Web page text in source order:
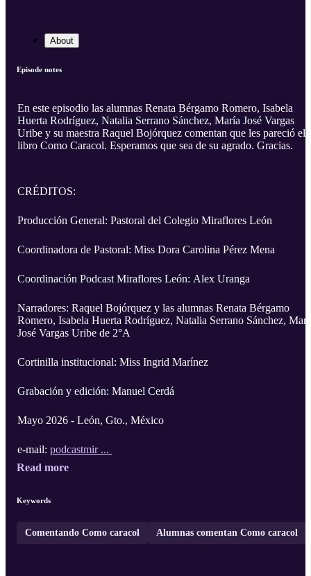
About
Episode notes
En este episodio las alumnas Renata Bérgamo Romero, Isabela
Huerta Rodríguez, Natalia Serrano Sánchez, María José Vargas
Uribe y su maestra Raquel Bojórquez comentan que les pareció el
libro Como Caracol. Esperamos que sea de su agrado. Gracias.
CRÉDITOS:
Producción General: Pastoral del Colegio Miraflores León
Coordinadora de Pastoral: Miss Dora Carolina Pérez Mena
Coordinación Podcast Miraflores León: Alex Uranga
Narradores: Raquel Bojórquez y las alumnas Renata Bérgamo
Romero, Isabela Huerta Rodríguez, Natalia Serrano Sánchez,
José Vargas Uribe de 2°A
Cortinilla institucional: Miss Ingrid Marínez
Grabación y edición: Manuel Cerdá
Mayo 2026 - León, Gto., México
e-mail: podcastmir ...
Read more
Keywords
Comentando Como caracol Alumnas comentan Como caracol